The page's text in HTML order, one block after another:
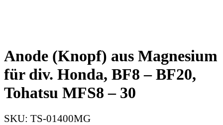
Anode (Knopf) aus Magnesium
für div. Honda, BF8 – BF20,
Tohatsu MFS8 – 30
SKU: TS-01400MG